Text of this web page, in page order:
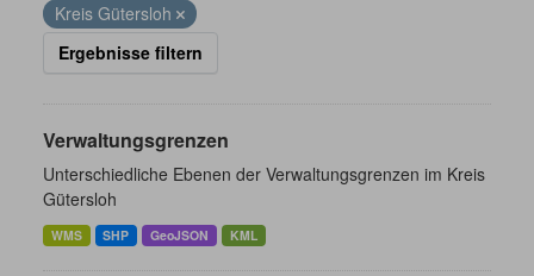
Kreis Gütersloh
Ergebnisse filtern
Verwaltungsgrenzen
Unterschiedliche Ebenen der Verwaltungsgrenzen im Kreis
Gütersloh
WMS SHP GeoJSON KML